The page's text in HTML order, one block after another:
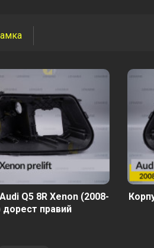
Q5 8R Xenon (2008-
дорест правий